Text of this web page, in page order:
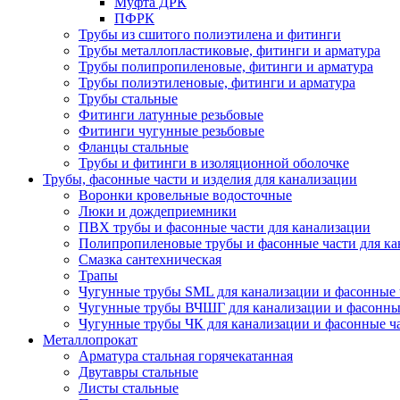
ПФРК
Трубы из сшитого полиэтилена и фитинги
Трубы металлопластиковые, фитинги и арматура
Трубы полипропиленовые, фитинги и арматура
Трубы полиэтиленовые, фитинги и арматура
Трубы стальные
Фитинги латунные резьбовые
Фитинги чугунные резьбовые
Фланцы стальные
Трубы и фитинги в изоляционной оболочке
Трубы, фасонные части и изделия для канализации
Воронки кровельные водосточные
Люки и дождеприемники
ПВХ трубы и фасонные части для канализации
Полипропиленовые трубы и фасонные части для
Смазка сантехническая
Трапы
Чугунные трубы SML для канализации и фасонные
Чугунные трубы ВЧШГ для канализации и
Чугунные трубы ЧК для канализации и фасонные
Металлопрокат
Арматура стальная горячекатанная
Двутавры стальные
Листы стальные